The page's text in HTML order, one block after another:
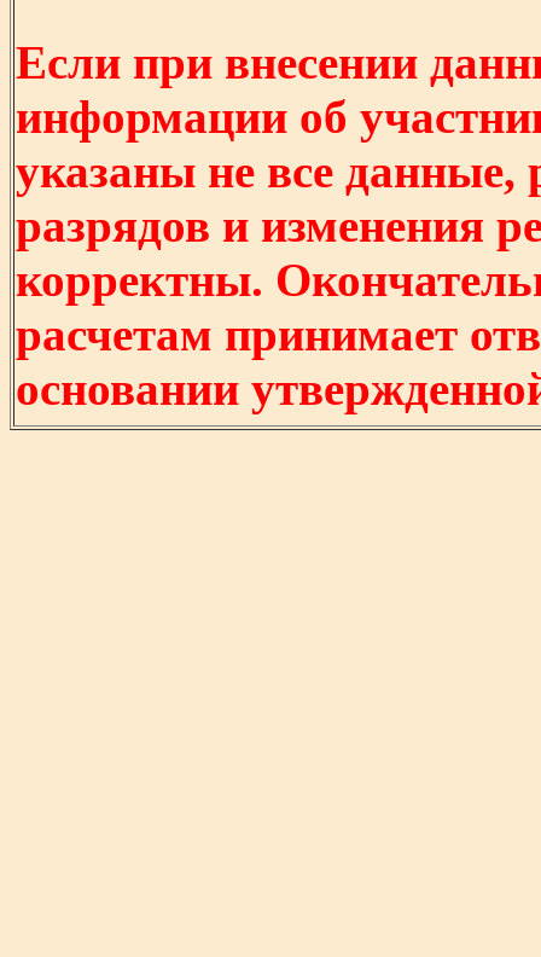
Если при внесении
информации об
указаны не все
разрядов и изменения
корректны.
расчетам принимает
основании